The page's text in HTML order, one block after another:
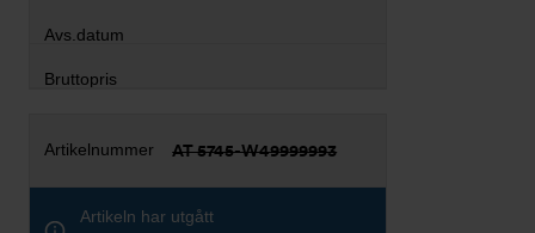
AT 5745-W49999993
Artikeln har utgått